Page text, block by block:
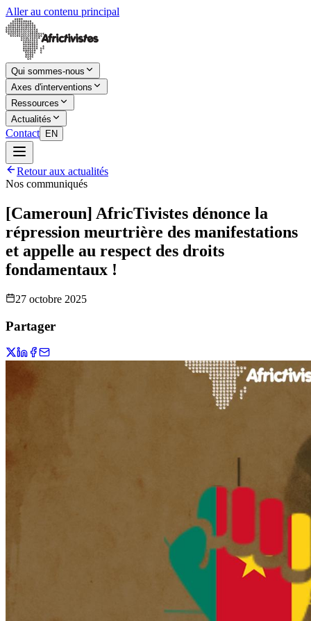
Aller au contenu principal
Qui sommes-nous
Axes d'interventions
Ressources
Actualités
Contact EN
Retour aux actualités
Nos communiqués
[Cameroun] AfricTivistes dénonce la
répression meurtrière des manifestations
et appelle au respect des droits
fondamentaux !
27 octobre 2025
Partager